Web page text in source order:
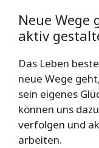
Neue Wege
aktiv
Das Leben
neue Wege
sein eigenes
können uns
verfolgen und
arbeiten.